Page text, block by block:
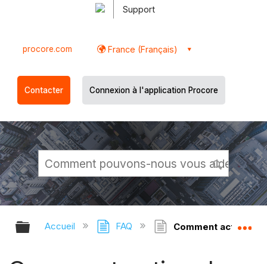
Support
procore.com France (Français)
Contacter Connexion à l'application Procore
Développer/réduire la hiérarchie
Accueil FAQ Comment activer